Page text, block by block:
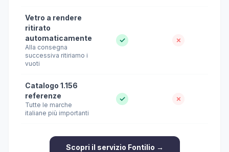
Vetro a rendere
ritirato
automaticamente
Alla consegna
successiva ritiriamo i
vuoti
✓ ✗
Catalogo 1.156
referenze
Tutte le marche
italiane più importanti
✓ ✗
Scopri il servizio Fontilio →